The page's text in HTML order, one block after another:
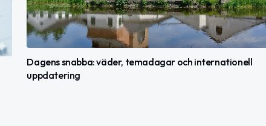
Dagens snabba: väder, temadagar och internationell
uppdatering